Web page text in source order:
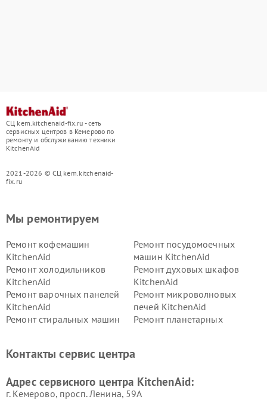
СЦ kem.kitchenaid-fix.ru - сеть
сервисных центров в Кемерово по
ремонту и обслуживанию техники
KitchenAid
2021-2026 © СЦ kem.kitchenaid-
fix.ru
Мы ремонтируем
Ремонт кофемашин
KitchenAid
Ремонт посудомоечных
машин KitchenAid
Ремонт холодильников
KitchenAid
Ремонт духовых шкафов
KitchenAid
Ремонт варочных панелей
KitchenAid
Ремонт микроволновых
печей KitchenAid
Ремонт стиральных машин
Ремонт планетарных
Контакты сервис центра
Адрес сервисного центра KitchenAid:
г. Кемерово, просп. Ленина, 59А